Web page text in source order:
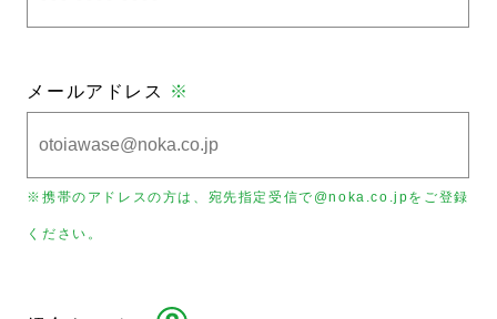
メールアドレス ※
※携帯のアドレスの方は、宛先指定受信で@noka.co.jpをご登録
ください。